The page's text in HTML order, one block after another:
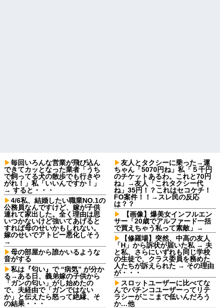
毎回いろんな営業が飛び込ん
できてカッとなった業者「うち
で飼ってる犬の散歩でも行きや
がれ！」私「いいんですか！」
→ すると・・・
4/6私、結婚したい職業NO.1の
公務員なんですけど、嫁が子供
連れて家出した。全く理由は思
いつかないけど強いてあげると
すれば母のせいかもしれない。
嫁のせいでアトピー悪化しそう
→
母の部屋から誰かいるような
音がする
私は『匂い』で “病気” が分か
る→ある日、義弟嫁の子供から
「ガンの匂い」がし始めたの
で、夫経由で「ガンではない
か」と伝えたら怒って絶縁、そ
の結果・・・
友人とタクシーに乗った→運
ちゃん「5070円ね」私「５千円
のチケットあるわ。これと70円
ね」→友人「これタクシー代
ね」35円！？これはセコケチ！
FO案件！！→スレ民の反応
は？？
【画像】爆美女インフルエン
サー「20歳でアルファード一括
で買えちゃう私って素敵」→
【修羅場】突然、中高の友人
「H」から訴状が届いた私 → 夫
と私、さらにいずれも同じ学校
の生徒で、クラス委員を務めた
人たちが訴えられた → その理由
が・・・
スロットユーザーに比べてな
んでパチンコユーザーってリテ
ラシーがここまで低いんだろう
か…他